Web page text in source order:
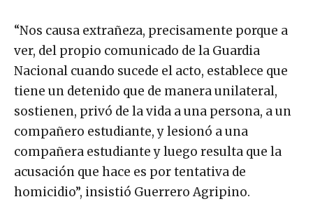
“Nos causa extrañeza, precisamente porque a
ver, del propio comunicado de la Guardia
Nacional cuando sucede el acto, establece que
tiene un detenido que de manera unilateral,
sostienen, privó de la vida a una persona, a un
compañero estudiante, y lesionó a una
compañera estudiante y luego resulta que la
acusación que hace es por tentativa de
homicidio”, insistió Guerrero Agripino.